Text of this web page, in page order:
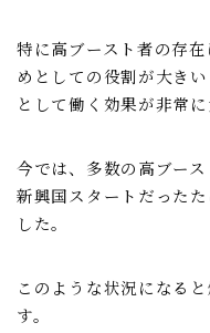
特に高ブースト者の存
めとしての役割が大き
として働く効果が非常
今では、多数の高ブー
新興国スタートだった
した。
このような状況になる
す。